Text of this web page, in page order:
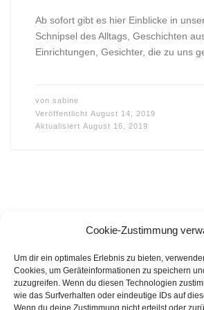
Cookie-Zustimmung
Um dir ein optimales Erlebnis zu bieten,
Cookies, um Geräteinformationen zu speichern
zuzugreifen. Wenn du diesen Technologien
wie das Surfverhalten oder eindeutige IDs auf
Wenn du deine Zustimmung nicht erteilst oder
Ab sofort gibt es hier Einblicke in
Schnipsel des Alltags, Geschichten
Einrichtungen, Gesichter, die zu uns
von sabine
Veröffentlicht August 14, 2019
Aktualisiert August 16, 2019
Beitragsnavigation
FFB e.V. • Benraderstr. 189 • 47804